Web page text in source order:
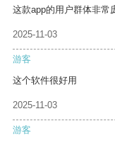
这款app的用户群体非常
2025-11-03
游客
这个软件很好用
2025-11-03
游客